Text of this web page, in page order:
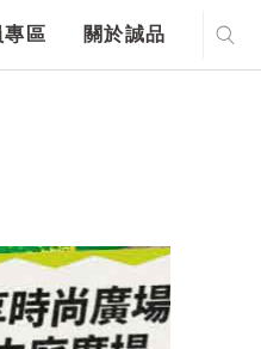
專區 關於誠品